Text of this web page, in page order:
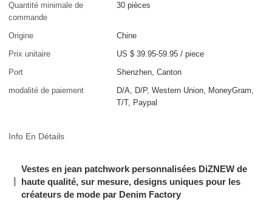
Quantité minimale de
commande
30 pièces
Origine
Chine
Prix unitaire
US $ 39.95-59.95 /piece
Port
Shenzhen, Canton
modalité de paiement
D/A, D/P, Western Union, MoneyGram,
T/T, Paypal
Info En Détails
Vestes en jean patchwork personnalisées DiZNEW de
haute qualité, sur mesure, designs uniques pour les
créateurs de mode par Denim Factory